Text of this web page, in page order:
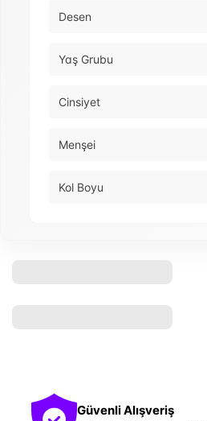
Desen
Yaş Grubu
Cinsiyet
Menşei
Kol Boyu
Güvenli Alışveriş